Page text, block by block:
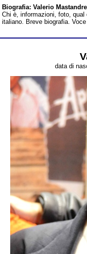
Biografia: Valerio
Chi è, informazioni, foto,
italiano. Breve biografia. Voce
data di